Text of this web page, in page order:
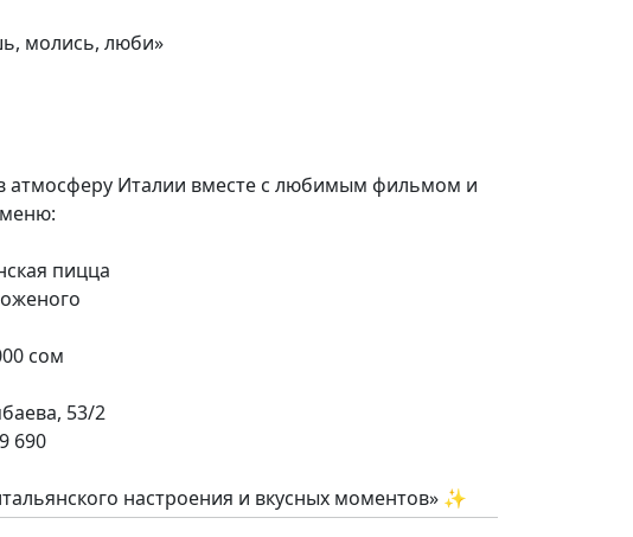
молись, люби»
атмосферу Италии вместе с любимым фильмом и
пицца
сом
53/2
690
настроения и вкусных моментов» ✨